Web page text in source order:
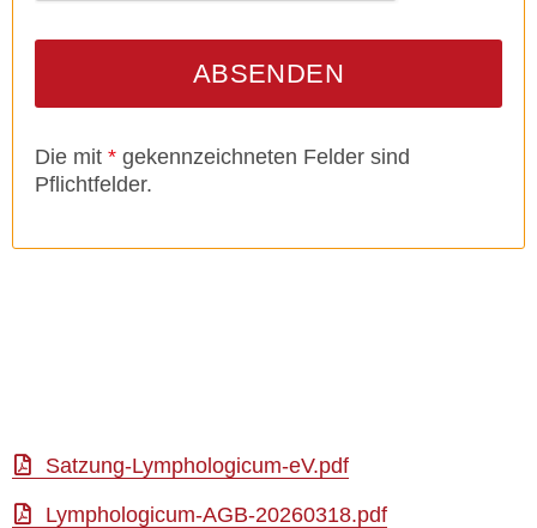
ABSENDEN
Die mit * gekennzeichneten Felder sind
Pflichtfelder.
Satzung-Lymphologicum-eV.pdf
Lymphologicum-AGB-20260318.pdf